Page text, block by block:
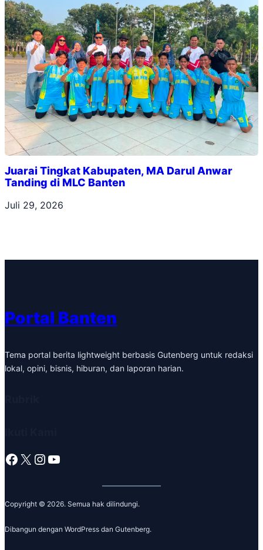
Juarai Tingkat Kabupaten, MA Darul Anwar
Tanding di MLC Banten
Juli 29, 2026
Portal Banten
Tema portal berita lightweight berbasis Gutenberg untuk redaksi
lokal, opini, bisnis, hiburan, dan laporan harian.
Facebook X Instagram YouTube
Copyright © 2026. Semua hak dilindungi.
Dibangun dengan WordPress dan Gutenberg.